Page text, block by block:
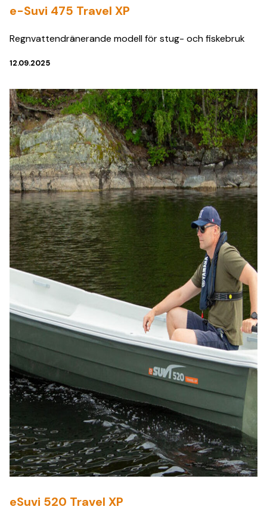
e-Suvi 475 Travel XP
Regnvattendränerande modell för stug- och fiskebruk
12.09.2025
eSuvi 520 Travel XP